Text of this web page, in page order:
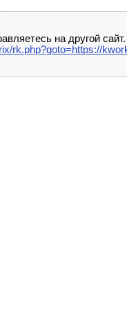
на другой
rk.php?goto=https://